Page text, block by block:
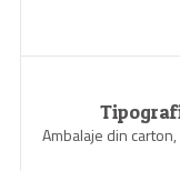
Ambalaje din